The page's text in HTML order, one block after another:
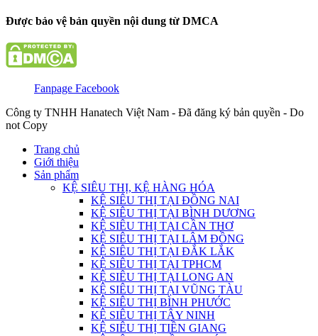
Được bảo vệ bản quyền nội dung từ DMCA
Fanpage Facebook
Công ty TNHH Hanatech Việt Nam - Đã đăng ký bản quyền - Do
not Copy
Trang chủ
Giới thiệu
Sản phẩm
KỆ SIÊU THỊ, KỆ HÀNG HÓA
KỆ SIÊU THỊ TẠI ĐỒNG NAI
KỆ SIÊU THỊ TẠI BÌNH DƯƠNG
KỆ SIÊU THỊ TẠI CẦN THƠ
KỆ SIÊU THỊ TẠI LÂM ĐỒNG
KỆ SIÊU THỊ TẠI ĐẮK LẮK
KỆ SIÊU THỊ TẠI TPHCM
KỆ SIÊU THỊ TẠI LONG AN
KỆ SIÊU THỊ TẠI VŨNG TÀU
KỆ SIÊU THỊ BÌNH PHƯỚC
KỆ SIÊU THỊ TÂY NINH
KỆ SIÊU THỊ TIỀN GIANG